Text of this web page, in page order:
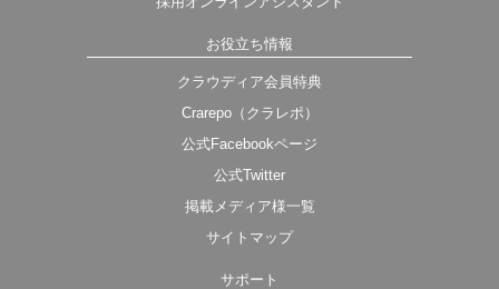
お役立ち情報
クラウディア会員特典
Crarepo（クラレポ）
公式Facebookページ
公式Twitter
掲載メディア様一覧
サイトマップ
サポート